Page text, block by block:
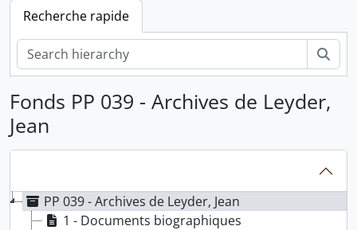
Recherche rapide
Fonds PP 039 - Archives de Leyder,
Jean
PP 039 - Archives de Leyder, Jean
1 - Documents biographiques